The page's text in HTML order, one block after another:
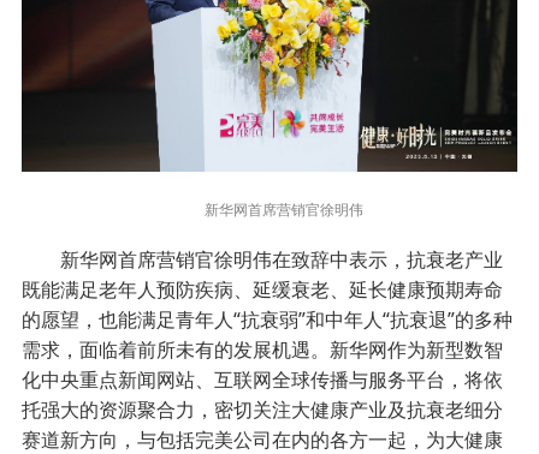
新华网首席营销官徐明伟
新华网首席营销官徐明伟在致辞中表示，抗衰老产业
既能满足老年人预防疾病、延缓衰老、延长健康预期寿命
的愿望，也能满足青年人“抗衰弱”和中年人“抗衰退”的多种
需求，面临着前所未有的发展机遇。新华网作为新型数智
化中央重点新闻网站、互联网全球传播与服务平台，将依
托强大的资源聚合力，密切关注大健康产业及抗衰老细分
赛道新方向，与包括完美公司在内的各方一起，为大健康